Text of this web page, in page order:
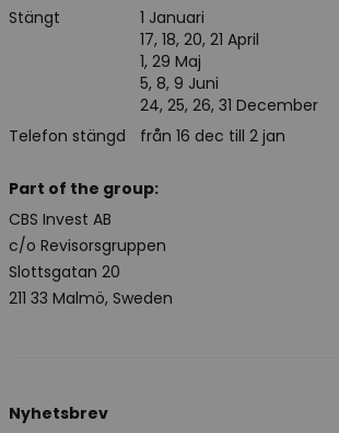
Stängt
Telefon stängd
1 Januari
17, 18, 20, 21 April
1, 29 Maj
5, 8, 9 Juni
24, 25, 26, 31 December
från 16 dec till 2 jan
Part of the group:
CBS Invest AB
c/o Revisorsgruppen
Slottsgatan 20
211 33 Malmö, Sweden
Nyhetsbrev